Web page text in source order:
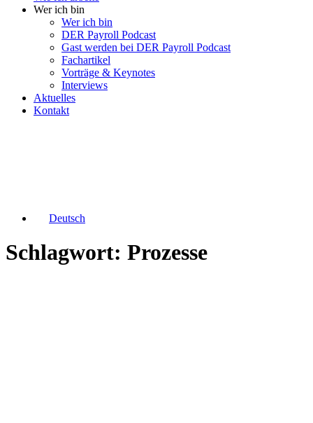
Wer ich bin
Wer ich bin
DER Payroll Podcast
Gast werden bei DER Payroll Podcast
Fachartikel
Vorträge & Keynotes
Interviews
Aktuelles
Kontakt
Deutsch
Schlagwort: Prozesse